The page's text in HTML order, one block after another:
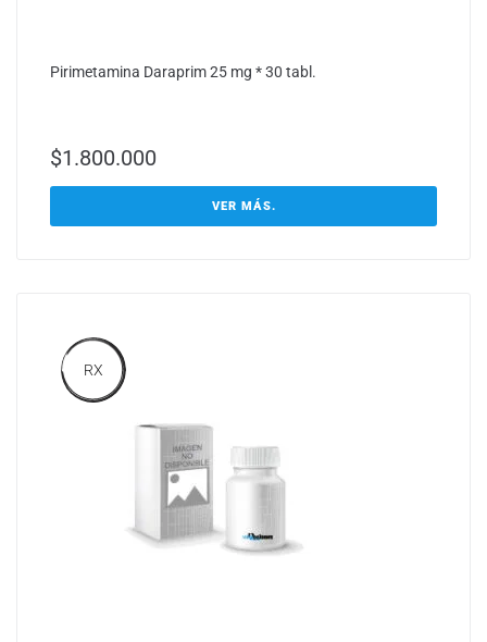
Pirimetamina Daraprim 25 mg * 30 tabl.
$1.800.000
VER MÁS.
RX